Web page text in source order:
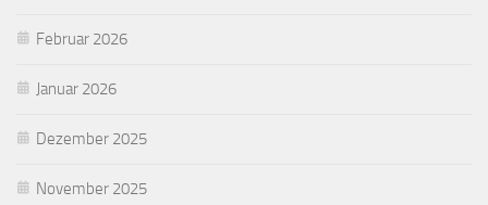
Februar 2026
Januar 2026
Dezember 2025
November 2025